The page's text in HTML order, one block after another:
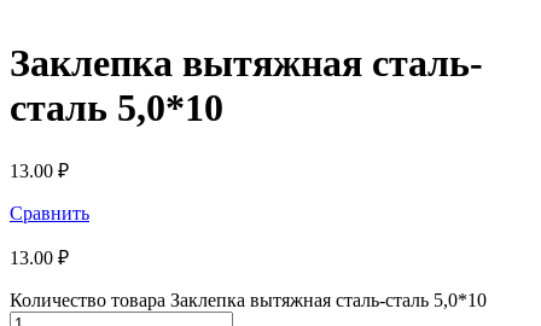
Заклепка вытяжная сталь-
сталь 5,0*10
13.00 ₽
Сравнить
13.00 ₽
Количество товара Заклепка вытяжная сталь-сталь 5,0*10